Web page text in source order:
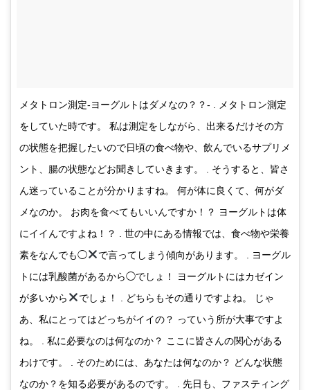
メタトロン測定-ヨーグルトはダメなの？？- . メタトロン測定
をしていた時です。 私は測定をしながら、出来るだけその方
の状態を把握したいので日頃の食べ物や、飲んでいるサプリメ
ント、腸の状態などお聞きしていきます。 . そうすると、皆さ
ん迷っていることが分かりますね。 何が体に良くて、何がダ
メなのか。 お肉を食べてもいいんですか！？ ヨーグルトは体
にイイんですよね！？ . 世の中にある情報では、食べ物や栄養
素をなんでも◯
で言ってしまう傾向があります。 . ヨーグル
トには乳酸菌があるから◯でしょ！ ヨーグルトにはカゼイン
が多いから
でしょ！ . どちらもその通りですよね。 じゃ
あ、私にとってはどっちがイイの？ っていう所が大事ですよ
ね。 . 私に必要なのは何なのか？ ここに皆さんの関心がある
わけです。 . そのためには、あなたは何なのか？ どんな状態
なのか？を知る必要があるのです。 . 先日も、ファスティング